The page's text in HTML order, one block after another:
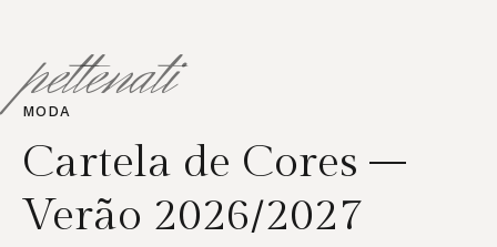
pettenati
MODA
Cartela de Cores –
Verão 2026/2027